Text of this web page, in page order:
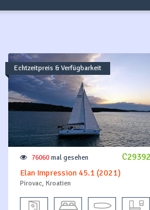
Echtzeitpreis & Verfügbarkeit
C29392
76060 mal gesehen
Elan Impression 45.1 (2021)
Pirovac, Kroatien